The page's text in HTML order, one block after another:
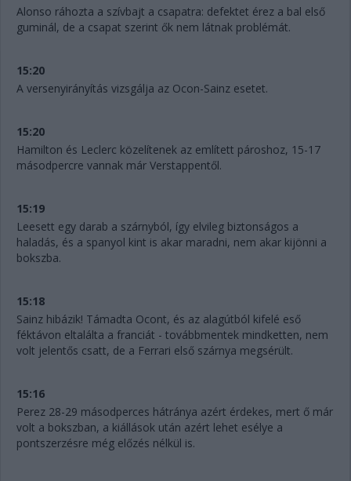
Alonso ráhozta a szívbajt a csapatra: defektet érez a bal első
guminál, de a csapat szerint ők nem látnak problémát.
15:20
A versenyirányítás vizsgálja az Ocon-Sainz esetet.
15:20
Hamilton és Leclerc közelítenek az említett pároshoz, 15-17
másodpercre vannak már Verstappentől.
15:19
Leesett egy darab a szárnyból, így elvileg biztonságos a
haladás, és a spanyol kint is akar maradni, nem akar kijönni a
bokszba.
15:18
Sainz hibázik! Támadta Ocont, és az alagútból kifelé eső
féktávon eltalálta a franciát - továbbmentek mindketten, nem
volt jelentős csatt, de a Ferrari első szárnya megsérült.
15:16
Perez 28-29 másodperces hátránya azért érdekes, mert ő már
volt a bokszban, a kiállások után azért lehet esélye a
pontszerzésre még előzés nélkül is.